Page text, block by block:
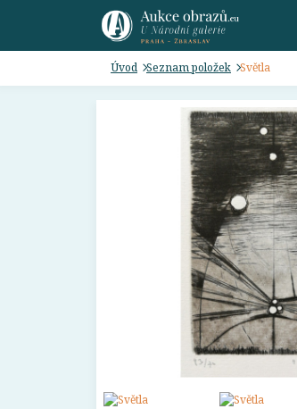
Úvod Seznam položek Světla